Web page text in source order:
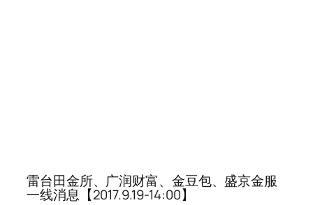
雷台田金所、广润财富、金豆包、盛京金服
一线消息【2017.9.19-14:00】